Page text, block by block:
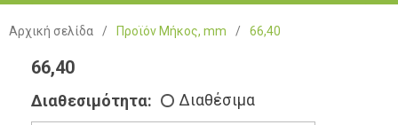
Αρχική σελίδα / Προϊόν Μήκος, mm / 66,40
66,40
Διαθεσιμότητα: Διαθέσιμα